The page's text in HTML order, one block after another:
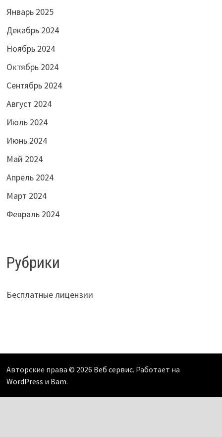
Январь 2025
Декабрь 2024
Ноябрь 2024
Октябрь 2024
Сентябрь 2024
Август 2024
Июль 2024
Июнь 2024
Май 2024
Апрель 2024
Март 2024
Февраль 2024
Рубрики
Бесплатные лицензии
Авторские права © 2026 Веб сервис. Работает на
WordPress и Bam.